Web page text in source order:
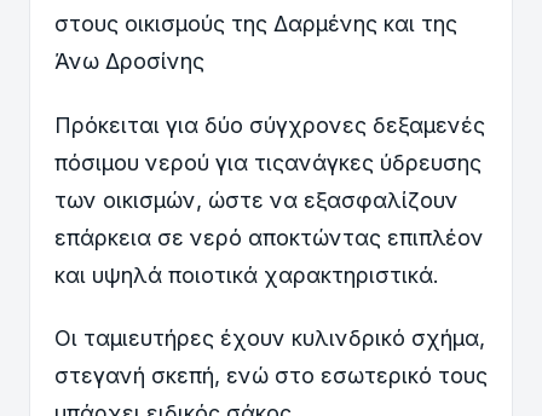
στους οικισμούς της Δαρμένης και της
Άνω Δροσίνης
Πρόκειται για δύο σύγχρονες δεξαμενές
πόσιμου νερού για τιςανάγκες ύδρευσης
των οικισμών, ώστε να εξασφαλίζουν
επάρκεια σε νερό αποκτώντας επιπλέον
και υψηλά ποιοτικά χαρακτηριστικά.
Οι ταμιευτήρες έχουν κυλινδρικό σχήμα,
στεγανή σκεπή, ενώ στο εσωτερικό τους